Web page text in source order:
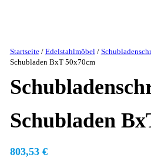
Startseite/ Edelstahlmöbel/
Schubladen BxT 50x70cm
Schubladen
803,53 €